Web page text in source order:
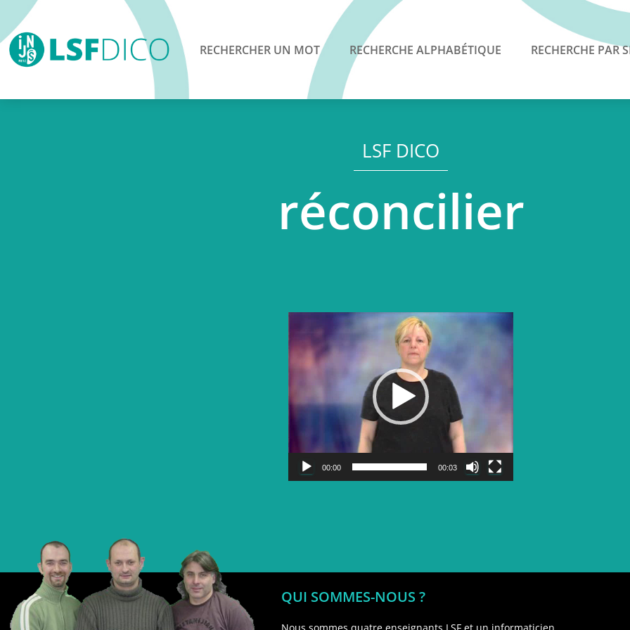
RECHERCHER UN MOT RECHERCHE ALPHABÉTIQUE RECHERCHE PAR
LSF DICO
réconcilier
Lecteur
vidéo
00:00 00:03
QUI SOMMES-NOUS ?